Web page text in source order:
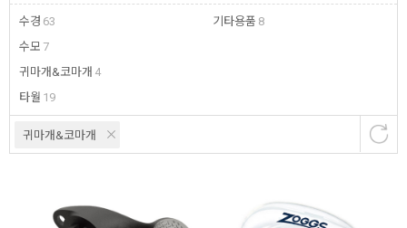
수경 63
수모 7
귀마개&코마개 4
타월 19
기타용품 8
귀마개&코마개